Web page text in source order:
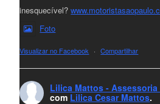
inesquecível?
Foto
Visualizar no Facebook · Compartilhar
Lilica Mattos - Assessoria
com Lilica Cesar Mattos.